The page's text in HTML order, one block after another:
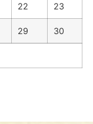
22 23
29 30